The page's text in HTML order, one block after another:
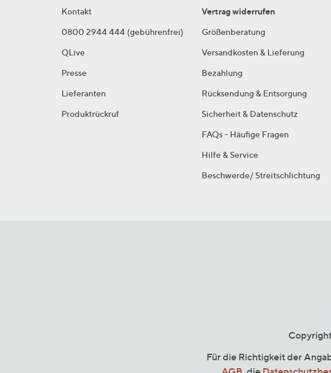
Kontakt
0800 2944 444 (gebührenfrei)
QLive
Presse
Lieferanten
Produktrückruf
Vertrag widerrufen
Größenberatung
Versandkosten & Lieferung
Bezahlung
Rücksendung & Entsorgung
Sicherheit & Datenschutz
FAQs - Häufige Fragen
Hilfe & Service
Beschwerde/ Streitschlichtung
Für die Richtigkeit der